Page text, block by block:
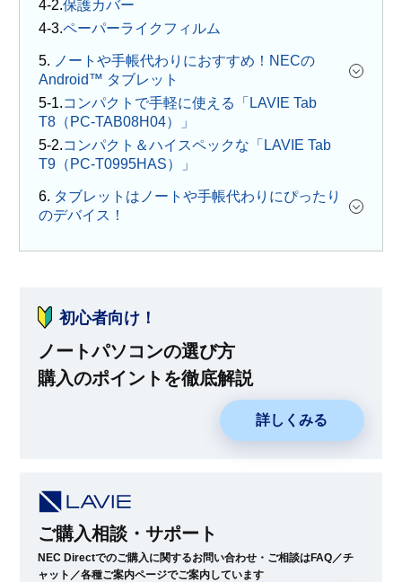
保護カバー
ペーパーライクフィルム
5. ノートや手帳代わりにおすすめ！NECの
Android™ タブレット
コンパクトで手軽に使える「LAVIE Tab
T8（PC-TAB08H04）」
コンパクト＆ハイスペックな「LAVIE Tab
T9（PC-T0995HAS）」
6. タブレットはノートや手帳代わりにぴったり
のデバイス！
初心者向け！
ノートパソコンの選び方
購入のポイントを徹底解説
詳しくみる
ご購入相談・サポート
NEC Directでのご購入に関するお問い合わせ・ご相談はFAQ／チ
ャット／各種ご案内ページでご案内しています